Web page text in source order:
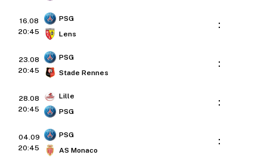
16.08
20:45
PSG
Lens
:
23.08
20:45
PSG
Stade Rennes
:
28.08
20:45
Lille
PSG
:
04.09
20:45
PSG
AS Monaco
: